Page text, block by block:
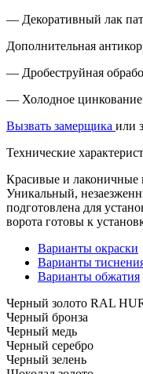
— Декоративный лак
Дополнительная
— Дробеструйная
— Холодное
Вызвать замерщика или
Технические
Красивые и лаконичные
Уникальный,
подготовлена для
ворота готовы к
Варианты окраски
Варианты
Варианты обжатия
Черный золото RAL
Черный бронза
Черный медь
Черный серебро
Черный зелень